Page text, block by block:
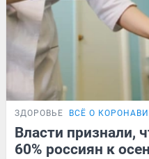
ЗДОРОВЬЕ ВСЁ О
Власти признали,
60% россиян к